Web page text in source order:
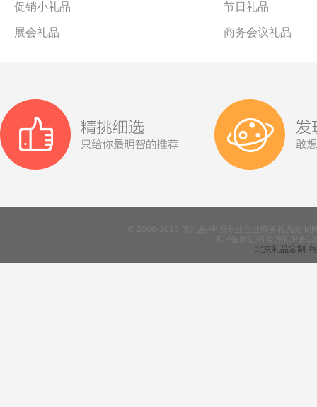
促销小礼品 节日礼品
展会礼品 商务会议礼品
北京礼品定制